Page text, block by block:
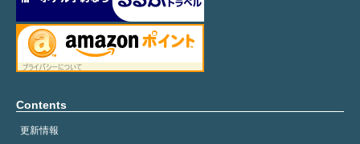
Contents
更新情報